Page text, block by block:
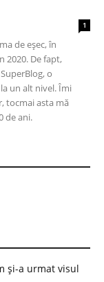
1
de eșec, în
2020. De fapt,
o
un alt nivel. Îmi
tocmai asta mă
de ani.
și-a urmat visul